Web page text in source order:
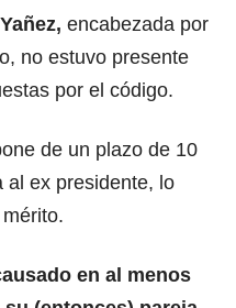
Yañez, encabezada por
no estuvo presente
por el código.
de un plazo de 10
al ex presidente, lo
en al menos